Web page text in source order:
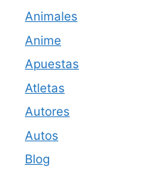
Animales
Anime
Apuestas
Atletas
Autores
Autos
Blog